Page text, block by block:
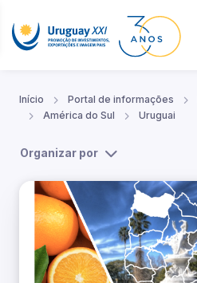
Início Portal de informações
América do Sul
Uruguai
Organizar por